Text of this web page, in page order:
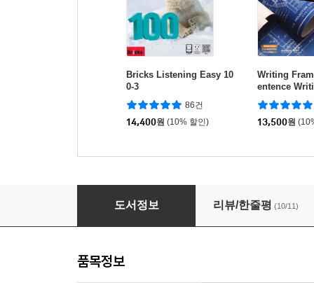
Bricks Listening Easy 10
0-3
86건
14,400원 (10% 할인)
Writing
entence
13,500원
Wonderful WORLD BASIC 6 Student Book
도서정보 리뷰/한줄평 (10/11)
품목정보